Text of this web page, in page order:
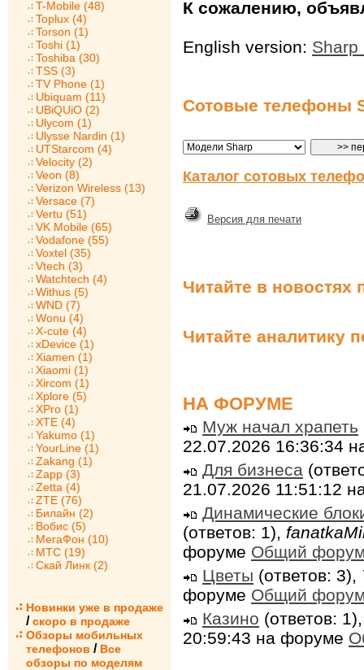
T-Mobile (48)
Toplux (4)
Torson (1)
Toshi (1)
Toshiba (30)
TSS (3)
TV Phone (1)
Ubiquam (11)
UBiQUiO (2)
Ulycom (1)
Ulysse Nardin (1)
UTStarcom (4)
Velocity (2)
Veon (8)
Verizon Wireless (13)
Versace (7)
Vertu (51)
VK Mobile (65)
Vodafone (55)
Voxtel (35)
Vtech (3)
Watchtech (4)
Withus (5)
WND (7)
Wonu (4)
X-cute (4)
xDevice (1)
Xiamen (1)
Xiaomi (1)
Xircom (1)
Xplore (5)
XPro (1)
XTE (4)
Yakumo (1)
YourLine (1)
Zakang (1)
Zapp (3)
Zetta (4)
ZTE (76)
Билайн (2)
Вобис (5)
МегаФон (10)
МТС (19)
Скай Линк (2)
Новинки уже в продаже
/ скоро в продаже
Обзоры мобильных
телефонов / Все
обзоры по моделям
К сожалению,
English version: Sharp
Сотовые телефоны
Каталог сотовых
Версия для печати
Читайте в новостях
Читайте аналитику
НА ФОРУМЕ
Муж начал храпеть
22.07.2026 16:36:34
Для бизнеса
21.07.2026 11:51:12
Динамические
(ответов: 1),
форуме Общий
Цветы (ответов: 3),
форуме Общий
Казино (ответов:
20:59:43 на форуме